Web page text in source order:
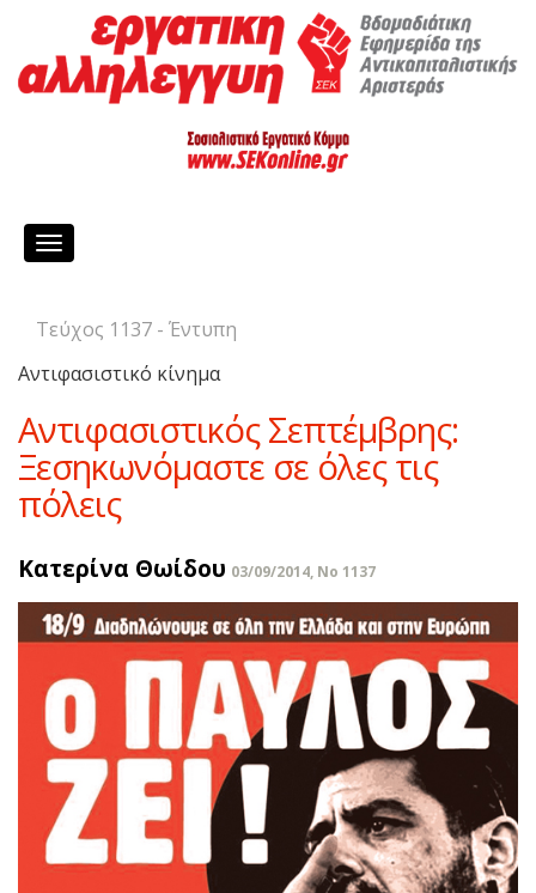
Toggle
Τεύχος 1137 - Έντυπη
Αντιφασιστικό κίνημα
Αντιφασιστικός Σεπτέμβρης:
Ξεσηκωνόμαστε σε όλες τις
πόλεις
Κατερίνα Θωίδου 03/09/2014, No 1137